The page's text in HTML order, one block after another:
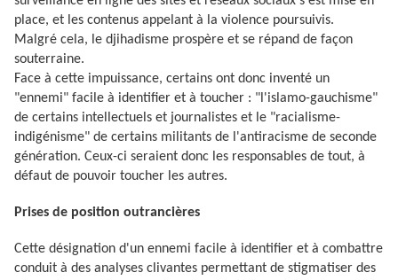
place, et les contenus appelant à la violence poursuivis.
Malgré cela, le djihadisme prospère et se répand de façon
souterraine.
Face à cette impuissance, certains ont donc inventé un
"ennemi" facile à identifier et à toucher : "l'islamo-gauchisme"
de certains intellectuels et journalistes et le "racialisme-
indigénisme" de certains militants de l'antiracisme de seconde
génération. Ceux-ci seraient donc les responsables de tout, à
défaut de pouvoir toucher les autres.
Prises de position outrancières
Cette désignation d'un ennemi facile à identifier et à combattre
conduit à des analyses clivantes permettant de stigmatiser des